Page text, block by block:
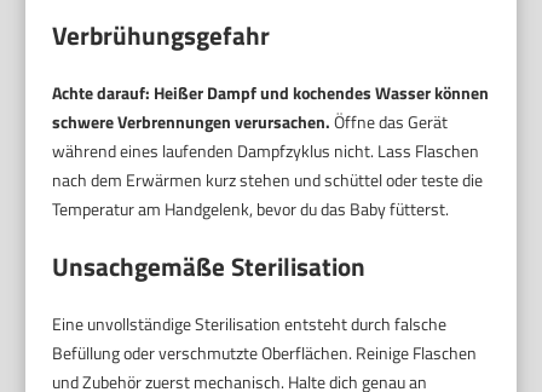
Verbrühungsgefahr
Achte darauf: Heißer Dampf und kochendes Wasser können
schwere Verbrennungen verursachen.Öffne das Gerät
während eines laufenden Dampfzyklus nicht. Lass Flaschen
nach dem Erwärmen kurz stehen und schüttel oder teste die
Temperatur am Handgelenk, bevor du das Baby fütterst.
Unsachgemäße Sterilisation
Eine unvollständige Sterilisation entsteht durch falsche
Befüllung oder verschmutzte Oberflächen. Reinige Flaschen
und Zubehör zuerst mechanisch. Halte dich genau an